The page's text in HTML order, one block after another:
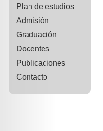
Plan de estudios
Admisión
Graduación
Docentes
Publicaciones
Contacto